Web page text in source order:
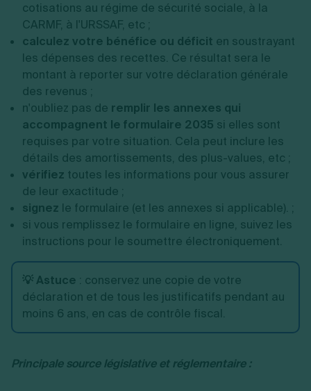
cotisations au régime de sécurité sociale, à la
CARMF, à l'URSSAF, etc ;
calculez votre bénéfice ou déficit en soustrayant
les dépenses des recettes. Ce résultat sera le
montant à reporter sur votre déclaration générale
des revenus ;
n'oubliez pas de remplir les annexes qui
accompagnent le formulaire 2035 si elles sont
requises par votre situation. Cela peut inclure les
détails des amortissements, des plus-values, etc ;
vérifiez toutes les informations pour vous assurer
de leur exactitude ;
signez le formulaire (et les annexes si applicable). ;
si vous remplissez le formulaire en ligne, suivez les
instructions pour le soumettre électroniquement.
💡 Astuce : conservez une copie de votre
déclaration et de tous les justificatifs pendant au
moins 6 ans, en cas de contrôle fiscal.
Principale source législative et réglementaire :